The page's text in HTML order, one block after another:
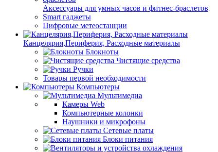
Аксессуары для умных часов и фитнес-браслетов
Smart гаджеты
Цифровые метеостанции
Канцелярия,Периферия, Расходные материалы
Блокноты
Чистящие средства
Ручки
Товары первой необходимости
Компьютеры
Мультимедиа
Камеры Web
Компьютерные колонки
Наушники и микрофоны
Сетевые платы
Блоки питания